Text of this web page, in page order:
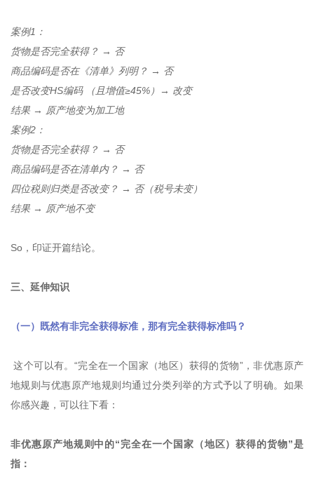
案例1：
货物是否完全获得？ → 否
商品编码是否在《清单》列明？ → 否
是否改变HS编码 （且增值≥45%）→ 改变
结果 → 原产地变为加工地
案例2：
货物是否完全获得？ → 否
商品编码是否在清单内？ → 否
四位税则归类是否改变？ → 否（税号未变）
结果 → 原产地不变
So，印证开篇结论。
三、延伸知识
（一）既然有非完全获得标准，那有完全获得标准吗？
这个可以有。“完全在一个国家（地区）获得的货物”，非优惠原产
地规则与优惠原产地规则均通过分类列举的方式予以了明确。如果
你感兴趣，可以往下看：
非优惠原产地规则中的“完全在一个国家（地区）获得的货物”是
指：